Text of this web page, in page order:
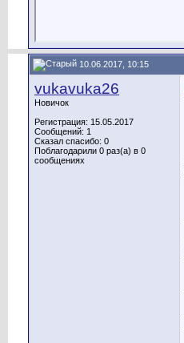
10.06.2017, 10:15
vukavuka26
Новичок
Регистрация: 15.05.2017
Сообщений: 1
Сказал спасибо: 0
Поблагодарили 0 раз(а) в 0
сообщениях